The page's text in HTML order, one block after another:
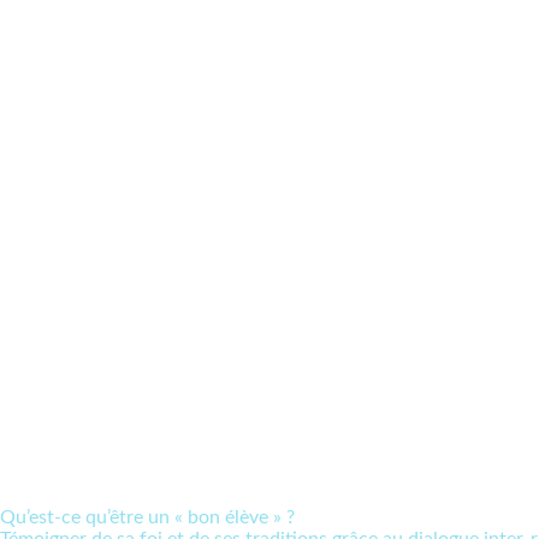
Qu’est-ce qu’être un « bon élève » ?